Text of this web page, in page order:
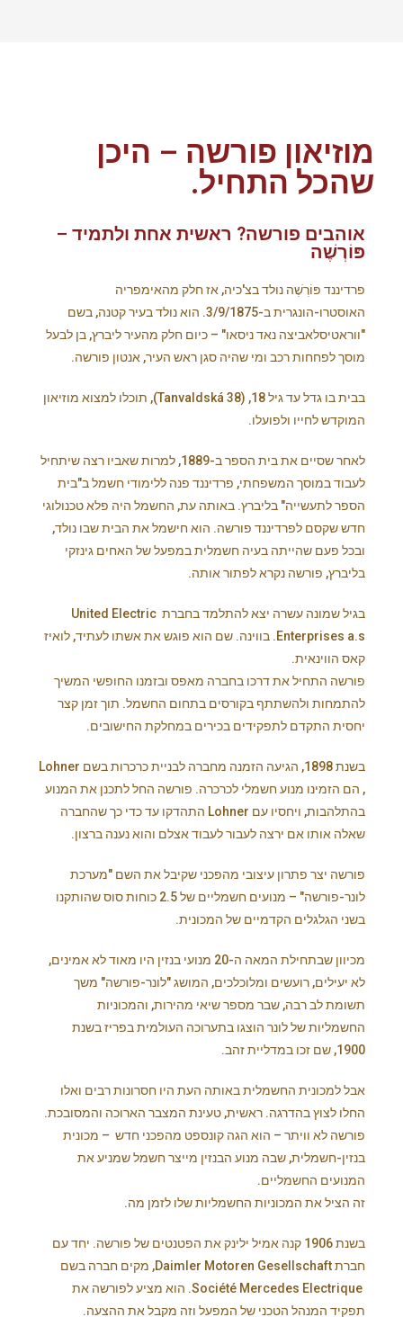
מוזיאון פורשה – היכן
שהכל התחיל.
אוהבים פורשה? ראשית אחת ולתמיד –
פּוֹרְשֶׁה
פרדיננד פּוֹרְשֶׁה נולד בצ'כיה, אז חלק מהאימפריה
האוסטרו-הונגרית ב-3/9/1875. הוא נולד בעיר קטנה, בשם
"ווראטיסלאביצה נאד ניסאו" – כיום חלק מהעיר ליברץ, בן לבעל
מוסך לפחחות רכב ומי שהיה סגן ראש העיר, אנטון פורשה.
בבית בו גדל עד גיל 18, (Tanvaldská 38), תוכלו למצוא מוזיאון
המוקדש לחייו ולפועלו.
לאחר שסיים את בית הספר ב-1889, למרות שאביו רצה שיתחיל
לעבוד במוסך המשפחתי, פרדיננד פנה ללימודי חשמל ב"בית
הספר לתעשייה" בליברץ. באותה עת, החשמל היה פלא טכנולוגי
חדש שקסם לפרדיננד פורשה. הוא חישמל את הבית שבו נולד,
ובכל פעם שהייתה בעיה חשמלית במפעל של האחים גינזקי
בליברץ, פורשה נקרא לפתור אותה.
בגיל שמונה עשרה יצא להתלמד בחברת United Electric
Enterprises a.s. בווינה. שם הוא פוגש את אשתו לעתיד, לואיז
קאס הווינאית.
פורשה התחיל את דרכו בחברה מאפס ובזמנו החופשי המשיך
להתמחות ולהשתתף בקורסים בתחום החשמל. תוך זמן קצר
יחסית התקדם לתפקידים בכירים במחלקת החישובים.
בשנת 1898, הגיעה הזמנה מחברה לבניית כרכרות בשם Lohner
, הם הזמינו מנוע חשמלי לכרכרה. פורשה החל לתכנן את המנוע
בהתלהבות, ויחסיו עם Lohner התהדקו עד כדי כך שהחברה
שאלה אותו אם ירצה לעבור לעבוד אצלם והוא נענה ברצון.
פורשה יצר פתרון עיצובי מהפכני שקיבל את השם "מערכת
לונר-פורשה" – מנועים חשמליים של 2.5 כוחות סוס שהותקנו
בשני הגלגלים הקדמיים של המכונית.
מכיוון שבתחילת המאה ה-20 מנועי בנזין היו מאוד לא אמינים,
לא יעילים, רועשים ומלוכלכים, המושג "לונר-פורשה" משך
תשומת לב רבה, שבר מספר שיאי מהירות, והמכוניות
החשמליות של לונר הוצגו בתערוכה העולמית בפריז בשנת
1900, שם זכו במדליית זהב.
אבל למכונית החשמלית באותה העת היו חסרונות רבים ואלו
החלו לצוץ בהדרגה. ראשית, טעינת המצבר הארוכה והמסובכת.
פורשה לא וויתר – הוא הגה קונספט מהפכני חדש – מכונית
בנזין-חשמלית, שבה מנוע הבנזין מייצר חשמל שמניע את
המנועים החשמליים.
זה הציל את המכוניות החשמליות שלו לזמן מה.
בשנת 1906 קנה אמיל ילינק את הפטנטים של פורשה. יחד עם
חברת Daimler Motoren Gesellschaft, מקים חברה בשם
Société Mercedes Electrique. הוא מציע לפורשה את
תפקיד המנהל הטכני של המפעל וזה מקבל את ההצעה.